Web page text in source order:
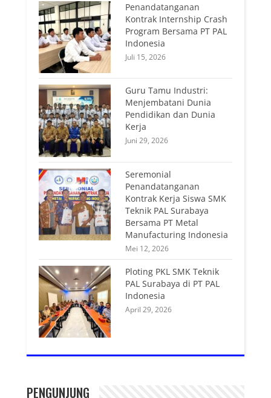
Penandatanganan
Kontrak Internship Crash
Program Bersama PT PAL
Indonesia
Juli 15, 2026
Guru Tamu Industri:
Menjembatani Dunia
Pendidikan dan Dunia
Kerja
Juni 29, 2026
Seremonial
Penandatanganan
Kontrak Kerja Siswa SMK
Teknik PAL Surabaya
Bersama PT Metal
Manufacturing Indonesia
Mei 12, 2026
Ploting PKL SMK Teknik
PAL Surabaya di PT PAL
Indonesia
April 29, 2026
PENGUNJUNG